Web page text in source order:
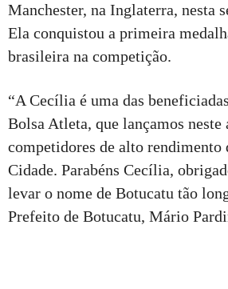
Manchester, na Inglaterra, nesta
Ela conquistou a primeira
brasileira na competição.
“A Cecília é uma das
Bolsa Atleta, que lançamos
competidores de alto rendimento
Cidade. Parabéns Cecília,
levar o nome de Botucatu tão
Prefeito de Botucatu, Mário